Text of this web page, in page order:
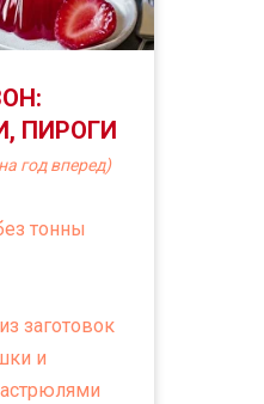
ПИРОГИ
год вперед)
тонны
заготовок
и